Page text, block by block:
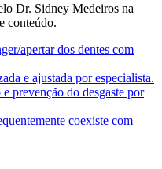
Dr. Sidney Medeiros na
conteúdo.
apertar dos dentes com
e ajustada por especialista.
e prevenção do desgaste por
coexiste com